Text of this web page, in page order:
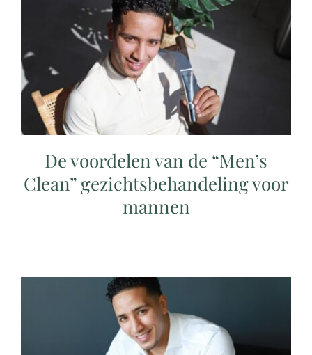
De voordelen van de “Men’s
Clean” gezichtsbehandeling voor
mannen